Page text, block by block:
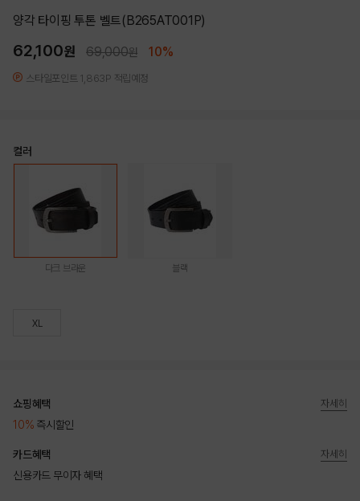
양각 타이핑 투톤 벨트(B265AT001P)
62,100원 69,000원 10%
스타일포인트 1,863P 적립예정
컬러
다크 브라운 블랙
XL
쇼핑혜택
10% 즉시할인
자세히
카드혜택
신용카드 무이자 혜택
자세히